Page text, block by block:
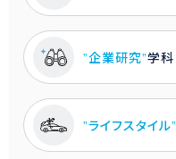
"企業研究"学科
"ライフスタイル"